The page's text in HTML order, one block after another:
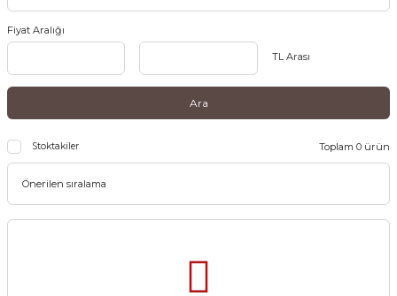
Fiyat Aralığı
TL Arası
Ara
Stoktakiler Toplam 0 ürün